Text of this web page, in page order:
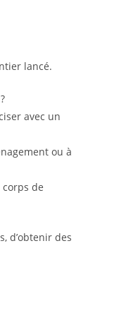
lancé.
avec un
ou à
de
d’obtenir des